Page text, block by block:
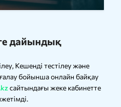
дайындық
Кешенді тестілеу және
бойынша онлайн байқау
сайтындағы жеке кабинетте